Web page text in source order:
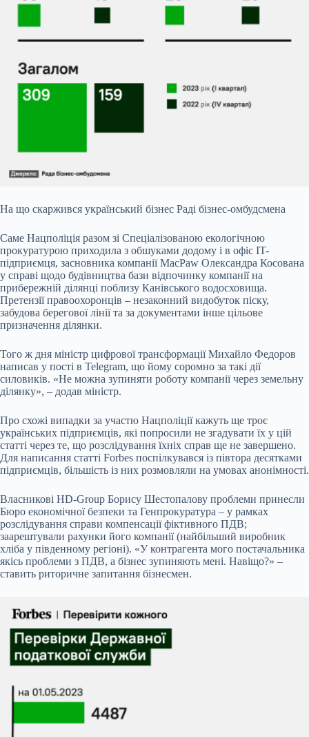
На що скаржився український бізнес Раді бізнес-омбудсмена
Саме Нацполіція разом зі Спеціалізованою екологічною
прокуратурою приходила з обшуками додому і в офіс IT-
підприємця, засновника компанії MacPaw Олександра Косована
у справі щодо будівництва бази відпочинку компанії на
прибережній ділянці поблизу Канівського водосховища.
Претензії правоохоронців – незаконний видобуток піску,
забудова берегової лінії та за документами інше цільове
призначення ділянки.
Того ж дня міністр цифрової трансформації Михайло Федоров
написав у пості в Telegram, що йому соромно за такі дії
силовиків. «Не можна зупиняти роботу компанії через земельну
ділянку», – додав міністр.
Про схожі випадки за участю Нацполіції кажуть ще троє
українських підприємців, які попросили не згадувати їх у цій
статті через те, що розслідування їхніх справ ще не завершено.
Для написання статті Forbes поспілкувався із півтора десятками
підприємців, більшість із них розмовляли на умовах анонімності.
Власникові НD-Group Борису Шестопалову проблеми принесли
Бюро економічної безпеки та Генпрокуратура – у рамках
розслідування справи компенсації фіктивного ПДВ;
заарештували рахунки його компанії (найбільший виробник
хліба у південному регіоні). «У контрагента мого постачальника
якісь проблеми з ПДВ, а бізнес зупиняють мені. Навіщо?» –
ставить риторичне запитання бізнесмен.